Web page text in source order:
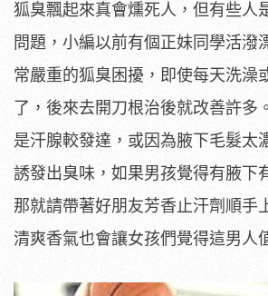
狐臭飄起來真會燻死人，但有些人
問題，小編以前有個正妹同學活潑
常嚴重的狐臭困擾，即使每天洗澡
了，後來去開刀根治後就改善許多
是汗腺較發達，或因為腋下毛髮太
誘發出臭味，如果男孩覺得有腋下
那就請帶著好朋友芳香止汗劑順手
清爽香氣也會讓女孩們覺得這男人